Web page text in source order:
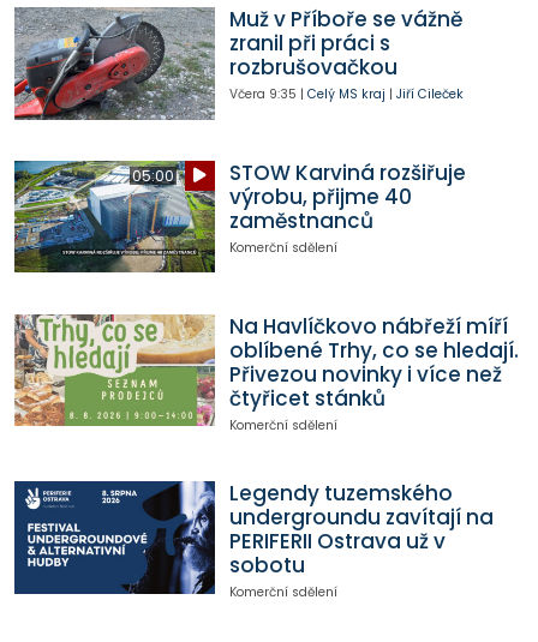
Muž v Příboře se vážně
zranil při práci s
rozbrušovačkou
Včera 9:35 | Celý MS kraj | Jiří Cileček
05:00
STOW Karviná rozšiřuje
výrobu, přijme 40
zaměstnanců
Komerční sdělení
Na Havlíčkovo nábřeží míří
oblíbené Trhy, co se hledají.
Přivezou novinky i více než
čtyřicet stánků
Komerční sdělení
Legendy tuzemského
undergroundu zavítají na
PERIFERII Ostrava už v
sobotu
Komerční sdělení